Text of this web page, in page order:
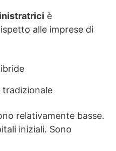
è
alle imprese di
tradizionale
relativamente basse.
iniziali. Sono